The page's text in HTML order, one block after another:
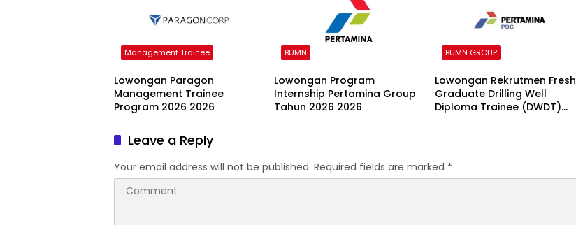
Management Trainee
Lowongan Paragon
Management Trainee
Program 2026 2026
BUMN
Lowongan Program
Internship Pertamina Group
Tahun 2026 2026
BUMN GROUP
Lowongan Rekrutmen Fresh
Graduate Drilling Well
Diploma Trainee (DWDT)
Leave a Reply
Your email address will not be published. Required fields are marked *